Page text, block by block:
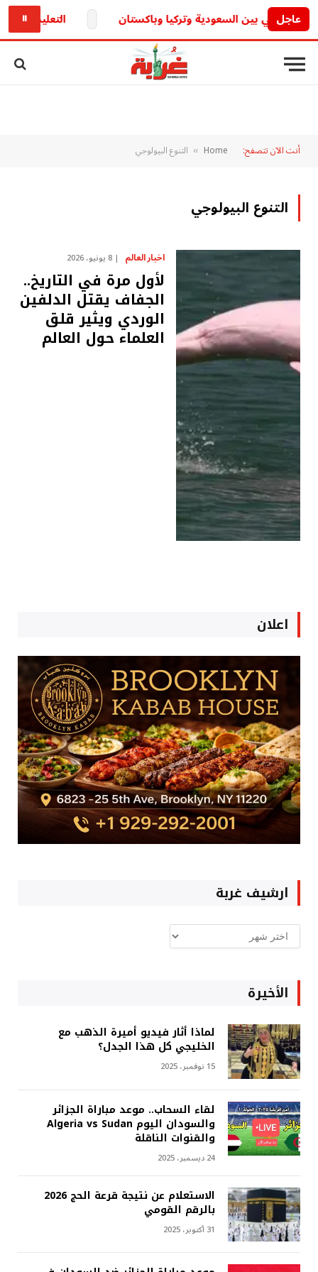
عاجل التعليم تكشف.. حقيقة تأجيل
⏸
أنت الآن تتصفح: Home
» التنوع البيولوجي
التنوع البيولوجي
اخبار العالم 8 يونيو، 2026
لأول مرة في التاريخ..
الجفاف يقتل الدلفين
الوردي ويثير قلق
العلماء حول العالم
اعلان
ارشيف غربة
ارشيف
غربة
الأخيرة
لماذا أثار فيديو أميرة الذهب مع
الخليجي كل هذا الجدل؟
15 نوفمبر، 2025
لقاء السحاب.. موعد مباراة الجزائر
والسودان اليوم Algeria vs Sudan
والقنوات الناقلة
24 ديسمبر، 2025
الاستعلام عن نتيجة قرعة الحج 2026
بالرقم القومي
31 أكتوبر، 2025